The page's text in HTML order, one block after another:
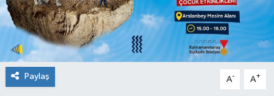
Paylaş A- A+